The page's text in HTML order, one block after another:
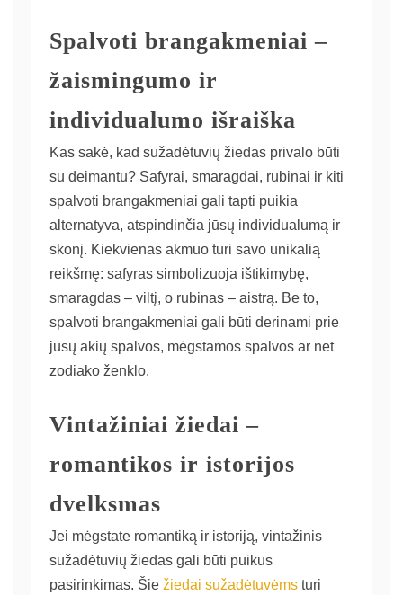
Spalvoti brangakmeniai –
žaismingumo ir
individualumo išraiška
Kas sakė, kad sužadėtuvių žiedas privalo būti
su deimantu? Safyrai, smaragdai, rubinai ir kiti
spalvoti brangakmeniai gali tapti puikia
alternatyva, atspindinčia jūsų individualumą ir
skonį. Kiekvienas akmuo turi savo unikalią
reikšmę: safyras simbolizuoja ištikimybę,
smaragdas – viltį, o rubinas – aistrą. Be to,
spalvoti brangakmeniai gali būti derinami prie
jūsų akių spalvos, mėgstamos spalvos ar net
zodiako ženklo.
Vintažiniai žiedai –
romantikos ir istorijos
dvelksmas
Jei mėgstate romantiką ir istoriją, vintažinis
sužadėtuvių žiedas gali būti puikus
pasirinkimas. Šie žiedai sužadėtuvėms turi